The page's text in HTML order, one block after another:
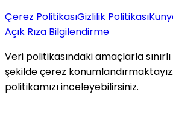
Çerez PolitikasıGizlilik Politikası
Açık Rıza Bilgilendirme
Veri politikasındaki amaçlarla
şekilde çerez
politikamızı inceleyebilirsiniz.